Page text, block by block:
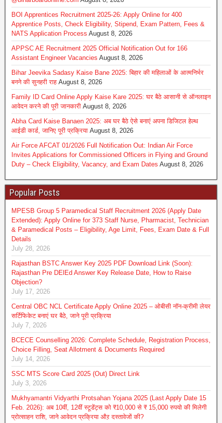
BOI Apprentices Recruitment 2025-26: Apply Online for 400
Apprentice Posts, Check Eligibility, Stipend, Exam Pattern, Fees &
NATS Application Process August 8, 2026
APPSC AE Recruitment 2025 Official Notification Out for 166
Assistant Engineer Vacancies August 8, 2026
Bihar Jeevika Sadasy Kaise Bane 2025: बिहार की महिलाओं के आत्मनिर्भर
बनने की सुनहरी राह August 8, 2026
Family ID Card Online Apply Kaise Kare 2025: घर बैठे आसानी से ऑनलाइन
आवेदन करने की पूरी जानकारी August 8, 2026
Abha Card Kaise Banaen 2025: अब घर बैठे ऐसे बनाएं अपना डिजिटल हेल्थ
आईडी कार्ड, जानिए पूरी प्रक्रिया August 8, 2026
Air Force AFCAT 01/2026 Full Notification Out: Indian Air Force
Invites Applications for Commissioned Officers in Flying and Ground
Duty – Check Eligibility, Vacancy, and Exam Dates August 8, 2026
Popular Posts
MPESB Group 5 Paramedical Staff Recruitment 2026 (Apply Date
Extended): Apply Online for 373 Staff Nurse, Pharmacist, Technician
& Paramedical Posts – Eligibility, Age Limit, Fees, Exam Date & Full
Details
July 28, 2026
Rajasthan BSTC Answer Key 2025 PDF Download Link (Soon):
Rajasthan Pre DElEd Answer Key Release Date, How to Raise
Objection?
July 17, 2026
Central OBC NCL Certificate Apply Online 2025 – ओबीसी नॉन-क्रीमी लेयर
सर्टिफिकेट बनाएं घर बैठे, जाने पूरी प्रक्रिया
July 7, 2026
BCECE Counselling 2026: Complete Schedule, Registration Process,
Choice Filling, Seat Allotment & Documents Required
July 14, 2026
SSC MTS Score Card 2025 (Out) Direct Link
July 3, 2026
Mukhyamantri Vidyarthi Protsahan Yojana 2025 (Last Apply Date 15
Feb. 2026): अब 10वीं, 12वीं स्टूडेंट्स को ₹10,000 से ₹ 15,000 रुपयो की मिलेगी
प्रोत्साहन राशि, जाने आवेदन प्रक्रिया औऱ दस्तावेजों की?